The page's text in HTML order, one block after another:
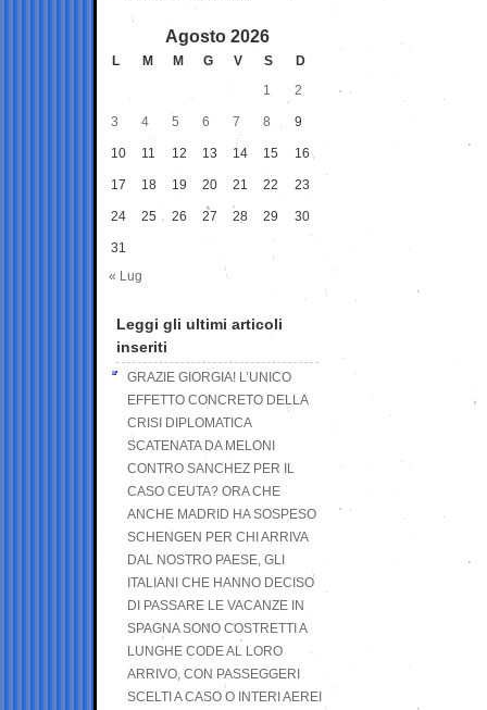
Agosto 2026
L M M G V S
D
1
2
3 4 5 6 7 8 9
10 11 12 13 14 15 16
17 18 19 20 21 22 23
24 25 26 27 28 29 30
31
« Lug
Leggi gli ultimi articoli
inseriti
GRAZIE GIORGIA! L’UNICO
EFFETTO CONCRETO DELLA
CRISI DIPLOMATICA
SCATENATA DA MELONI
CONTRO SANCHEZ PER IL
CASO CEUTA? ORA CHE
ANCHE MADRID HA SOSPESO
SCHENGEN PER CHI ARRIVA
DAL NOSTRO PAESE, GLI
ITALIANI CHE HANNO DECISO
DI PASSARE LE VACANZE IN
SPAGNA SONO COSTRETTI A
LUNGHE CODE AL LORO
ARRIVO, CON PASSEGGERI
SCELTI A CASO O INTERI AEREI